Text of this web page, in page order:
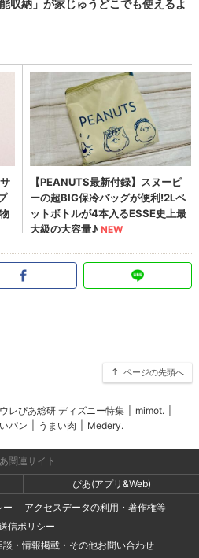
ページの先頭へ
ウレぴあ総研 ディズニー特集 mimot.
パン うまい肉 Medery.
関連サイト
ぴあ(アプリ&Web)
ー
アクセスデータの利用・著作権等
信ポリシー
・情報掲載・その他お問い合わせ